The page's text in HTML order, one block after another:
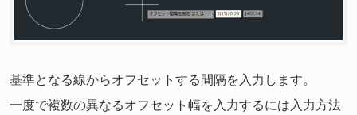
基準となる線からオフセットする間隔を入力します。
一度で複数の異なるオフセット幅を入力するには入力方法